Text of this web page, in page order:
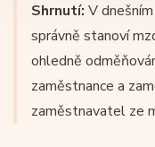
Shrnutí: V
správně stanoví
ohledně
zaměstnance a
zaměstnavatel ze